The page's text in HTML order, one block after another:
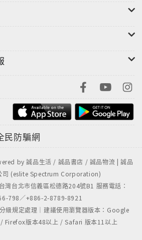
民防騙網
by 誠品生活 / 誠品書店 / 誠品物流 | 誠品
司 (eslite Spectrum Corporation)
灣台北市信義區松德路204號B1 服務電話：
798／+886-2-8789-8921
級規定處理｜建議使用瀏覽器版本：Google
Firefox版本48以上 / Safari 版本11以上